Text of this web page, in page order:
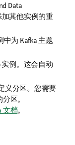
Data
其他实例的重
中为 Kafka 主题
实例。这会自动
义分区。您需要
区。
文档。